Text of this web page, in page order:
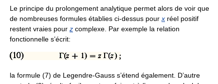
Le principe du prolongement analytique permet alors de voir que
de nombreuses formules établies ci-dessus pourx réel positif
restent vraies pour z complexe. Par exemple la relation
fonctionnelle s’écrit:
la formule (7) de Legendre-Gauss s’étend également. D’autre